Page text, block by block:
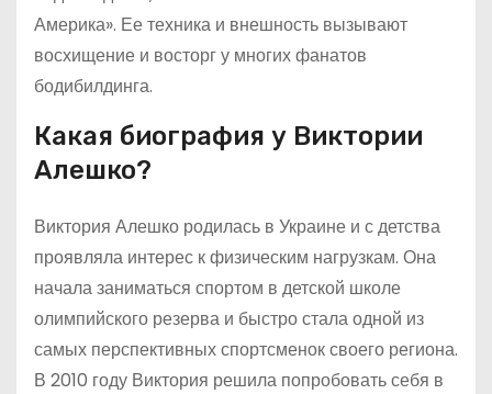
Америка». Ее техника и внешность вызывают
восхищение и восторг у многих фанатов
бодибилдинга.
Какая биография у Виктории
Алешко?
Виктория Алешко родилась в Украине и с детства
проявляла интерес к физическим нагрузкам. Она
начала заниматься спортом в детской школе
олимпийского резерва и быстро стала одной из
самых перспективных спортсменок своего региона.
В 2010 году Виктория решила попробовать себя в